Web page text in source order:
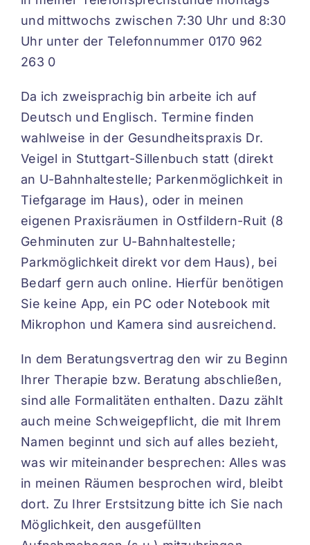
und mittwochs zwischen 7:30 Uhr und 8:30
Uhr unter der Telefonnummer 0170 962
263 0
Da ich zweisprachig bin arbeite ich auf
Deutsch und Englisch. Termine finden
wahlweise in der Gesundheitspraxis Dr.
Veigel in Stuttgart-Sillenbuch statt (direkt
an U-Bahnhaltestelle; Parkenmöglichkeit in
Tiefgarage im Haus), oder in meinen
eigenen Praxisräumen in Ostfildern-Ruit (8
Gehminuten zur U-Bahnhaltestelle;
Parkmöglichkeit direkt vor dem Haus), bei
Bedarf gern auch online. Hierfür benötigen
Sie keine App, ein PC oder Notebook mit
Mikrophon und Kamera sind ausreichend.
In dem Beratungsvertrag den wir zu Beginn
Ihrer Therapie bzw. Beratung abschließen,
sind alle Formalitäten enthalten. Dazu zählt
auch meine Schweigepflicht, die mit Ihrem
Namen beginnt und sich auf alles bezieht,
was wir miteinander besprechen: Alles was
in meinen Räumen besprochen wird, bleibt
dort. Zu Ihrer Erstsitzung bitte ich Sie nach
Möglichkeit, den ausgefüllten